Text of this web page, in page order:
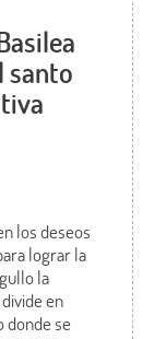
santo
los deseos
lograr la
la
en
donde se